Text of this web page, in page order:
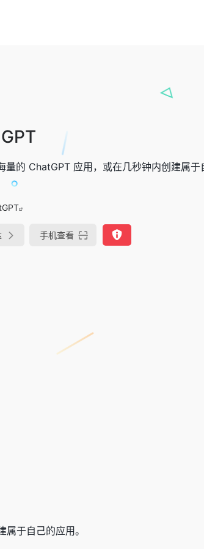
量的 ChatGPT 应用，或在几秒钟内创建属于
手机查看
于自己的应用。